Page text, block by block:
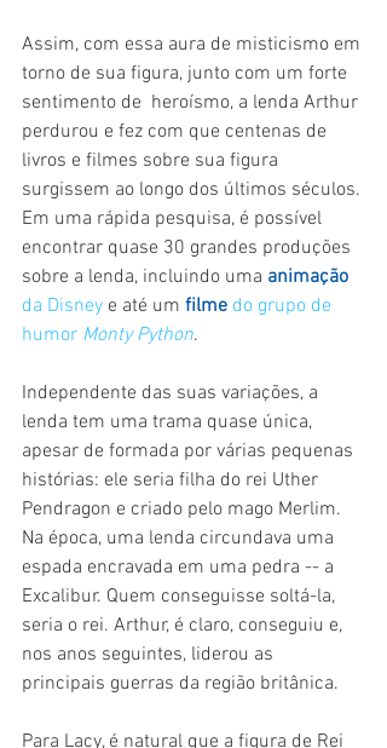
Assim, com essa aura de misticismo em
torno de sua figura, junto com um forte
sentimento de  heroísmo, a lenda Arthur
perdurou e fez com que centenas de
livros e filmes sobre sua figura
surgissem ao longo dos últimos séculos.
Em uma rápida pesquisa, é possível
encontrar quase 30 grandes produções
sobre a lenda, incluindo uma animação
da Disney e até um filme do grupo de
humor Monty Python.
Independente das suas variações, a
lenda tem uma trama quase única,
apesar de formada por várias pequenas
histórias: ele seria filha do rei Uther
Pendragon e criado pelo mago Merlim.
Na época, uma lenda circundava uma
espada encravada em uma pedra -- a
Excalibur. Quem conseguisse soltá-la,
seria o rei. Arthur, é claro, conseguiu e,
nos anos seguintes, liderou as
principais guerras da região britânica.
Para Lacy, é natural que a figura de Rei